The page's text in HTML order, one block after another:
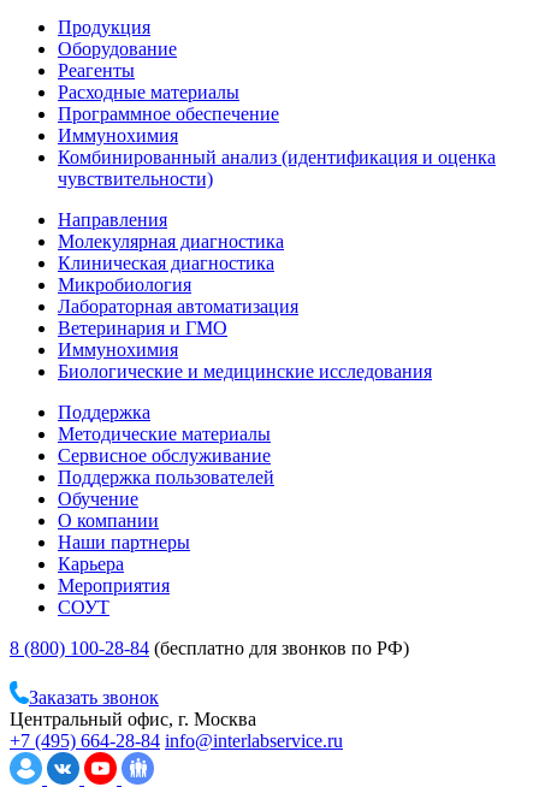
Продукция
Оборудование
Реагенты
Расходные материалы
Программное обеспечение
Иммунохимия
Комбинированный анализ (идентификация и оценка
чувствительности)
Направления
Молекулярная диагностика
Клиническая диагностика
Микробиология
Лабораторная автоматизация
Ветеринария и ГМО
Иммунохимия
Биологические и медицинские исследования
Поддержка
Методические материалы
Сервисное обслуживание
Поддержка пользователей
Обучение
О компании
Наши партнеры
Карьера
Мероприятия
СОУТ
8 (800) 100-28-84 (бесплатно для звонков по РФ)
Заказать звонок
Центральный офис, г. Москва
+7 (495) 664-28-84 info@interlabservice.ru